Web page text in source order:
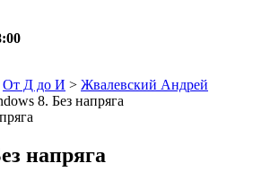
От Д до И > Жвалевский Андрей
8. Без напряга
напряга